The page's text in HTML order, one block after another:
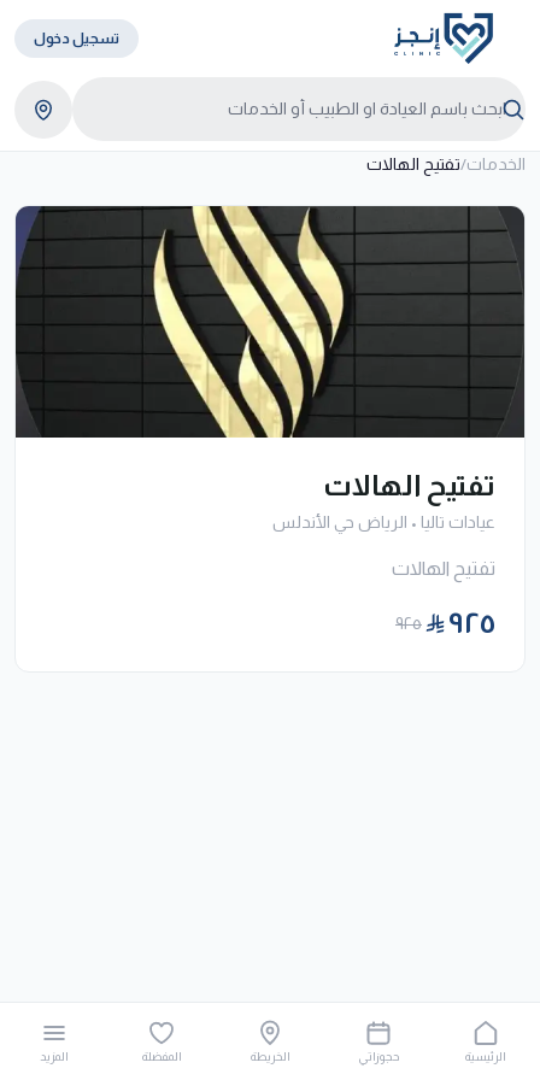
تسجيل دخول
الخدمات/تفتيح الهالات
تفتيح الهالات
عيادات تاليا • الرياض حي الأندلس
تفتيح الهالات
٩٢٥ ٩٢٥
الرئيسية حجوزاتي الخريطة المفضلة المزيد